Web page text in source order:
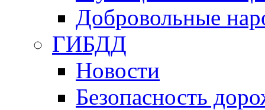
Добровольные
ГИБДД
Новости
Безопасность